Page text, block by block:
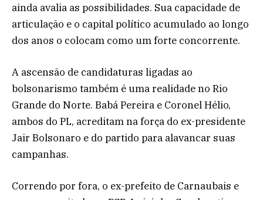
ainda avalia as possibilidades. Sua capacidade de
articulação e o capital político acumulado ao longo
dos anos o colocam como um forte concorrente.
A ascensão de candidaturas ligadas ao
bolsonarismo também é uma realidade no Rio
Grande do Norte. Babá Pereira e Coronel Hélio,
ambos do PL, acreditam na força do ex-presidente
Jair Bolsonaro e do partido para alavancar suas
campanhas.
Correndo por fora, o ex-prefeito de Carnaubais e